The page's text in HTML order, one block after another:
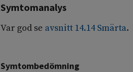
Symtomanalys
Var god se avsnitt 14.14 Smärta.
Symtombedömning